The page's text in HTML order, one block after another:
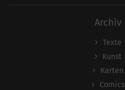
Archiv
Texte
Kunst
Karten
Comics